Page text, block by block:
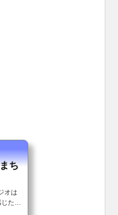
ち
オは
たり